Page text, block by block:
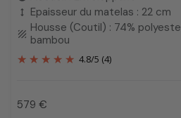
height Epaisseur du matelas : 22 cm
texture Housse (Coutil) : 74%
bambou
4.8/5 (4)
Prix
579 €